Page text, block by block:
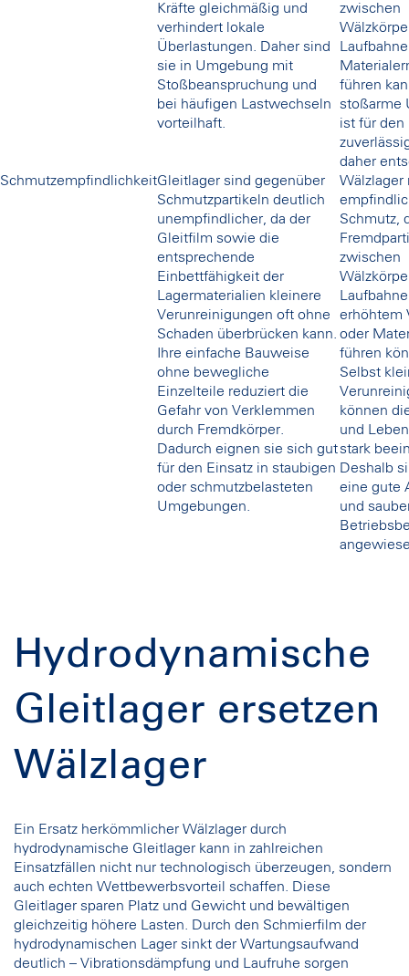
Kräfte gleichmäßig und
verhindert lokale
Überlastungen. Daher sind
sie in Umgebung mit
Stoßbeanspruchung und
bei häufigen Lastwechseln
vorteilhaft.
zwischen
führen
stoßarme
ist für den
daher
SchmutzempfindlichkeitGleitlager sind gegenüber
Schmutzpartikeln deutlich
unempfindlicher, da der
Gleitfilm sowie die
entsprechende
Einbettfähigkeit der
Lagermaterialien kleinere
Verunreinigungen oft ohne
Schaden überbrücken kann.
Ihre einfache Bauweise
ohne bewegliche
Einzelteile reduziert die
Gefahr von Verklemmen
durch Fremdkörper.
Dadurch eignen sie sich gut
für den Einsatz in staubigen
oder schmutzbelasteten
Umgebungen.
Wälzlager
Schmutz,
zwischen
erhöhtem
oder
führen
Selbst
können
und
stark
Deshalb
eine gute
und
Hydrodynamische
Gleitlager ersetzen
Wälzlager
Ein Ersatz herkömmlicher Wälzlager durch
hydrodynamische Gleitlager kann in zahlreichen
Einsatzfällen nicht nur technologisch überzeugen, sondern
auch echten Wettbewerbsvorteil schaffen. Diese
Gleitlager sparen Platz und Gewicht und bewältigen
gleichzeitig höhere Lasten. Durch den Schmierfilm der
hydrodynamischen Lager sinkt der Wartungsaufwand
deutlich – Vibrationsdämpfung und Laufruhe sorgen